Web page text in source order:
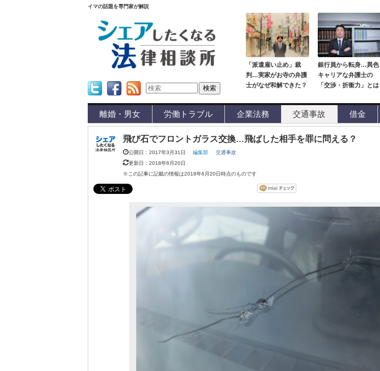
イマの話題を専門家が解説
「派遣雇い止め」裁
判…実家がお寺の弁護
士がなぜ和解できた？
銀行員から転身…異色
キャリアな弁護士の
「交渉・折衝力」とは
離婚・男女 労働トラブル 企業法務 交通事故 借金
飛び石でフロントガラス交換…飛ばした相手を罪に問える？
公開日：2017年3月31日 編集部
交通事故
更新日：2018年6月20日
※この記事に記載の情報は2018年6月20日時点のものです